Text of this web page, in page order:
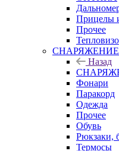
Прицелы
Прочее
Назад
Фонари
Паракорд
Одежда
Прочее
Обувь
Рюкзаки,
Термосы